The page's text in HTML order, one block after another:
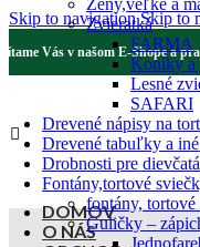
Skip to navigationSkip to
Vás v našom E-Shope a
Zvieratká
FARMA
Koníky a
Lesné
SAFARI
Drevené nápisy na
Drevené tabuľky a
Drobnosti pre
Fontány,tortové
fontány,
Guličky –
DOMOV
O NÁS